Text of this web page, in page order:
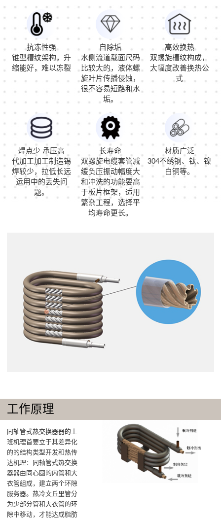
抗冻性强
锥型槽纹架构，升
缩能好，难以冻裂
自除垢
水侧流道载面尺码
比较大的，液体螺
旋叶片传播侵蚀，
很不容易短路和水
垢。
高效换热
双螺旋槽纹构成，
大幅度改善换热公
式
焊点少 承压高
代加工加工制造锡
焊较少，拉低长远
运用中的丢失问
题。
长寿命
双螺旋电缆套管减
缓负压振动幅度大
和冲洗的功能要高
于板片框架，适用
繁杂工程，选择平
均寿命更长。
材质广泛
304不绣钢、钛、镍
白铜等。
工作原理
同轴管式热交换器器的上
班机理首要立于其差异化
的的结构类型开发和热传
达机理：同轴管式热交换
器器由同心圆的内管和大
衣管組成，建立两个环隙
服务器。热冷文丘里管分
为少部分管和大衣管的环
隙中移动，才能达成脂肪